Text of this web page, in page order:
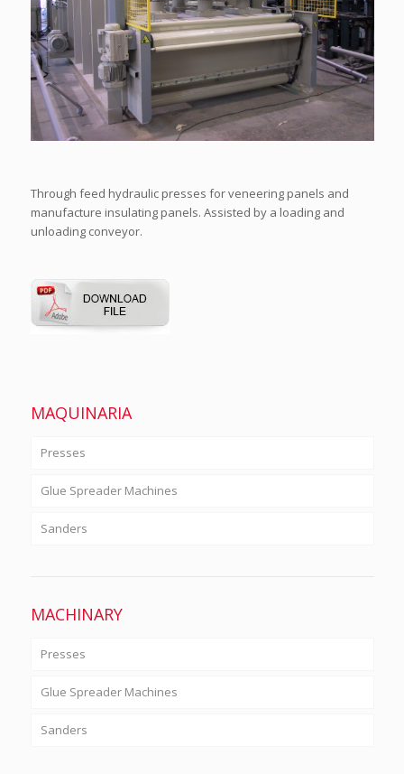
Through feed hydraulic presses for veneering panels and
manufacture insulating panels. Assisted by a loading and
unloading conveyor.
MAQUINARIA
Presses
Glue Spreader Machines
Sanders
MACHINARY
Presses
Glue Spreader Machines
Sanders